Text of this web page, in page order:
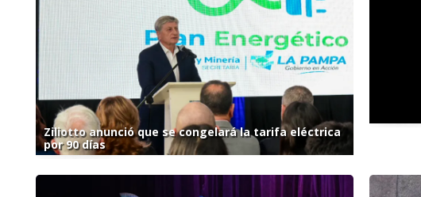
Ziliotto anunció que se congelará la tarifa eléctrica
por 90 días